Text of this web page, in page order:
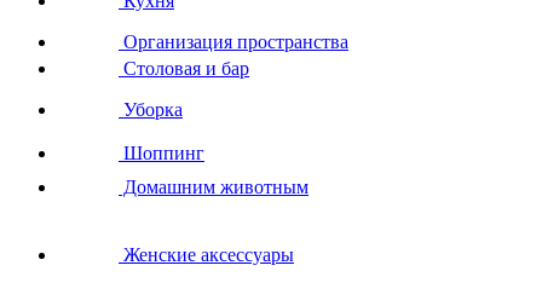
Организация пространства
Столовая и бар
Уборка
Шоппинг
Домашним животным
Женские аксессуары